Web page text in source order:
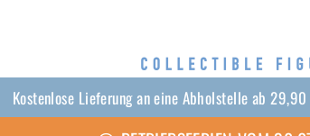
Kostenlose Lieferung an eine Abholstelle ab